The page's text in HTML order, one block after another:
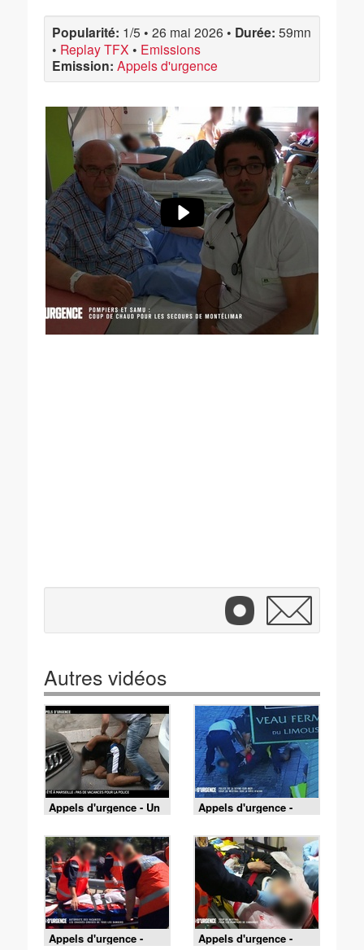
Popularité: 1/5 • 26 mai 2026 • Durée: 59mn
• Replay TFX • Emissions
Emission: Appels d'urgence
Autres vidéos
Appels d'urgence - Un
été à Marseille : pas de
vacances pour la
police
Appels d'urgence -
Police de la Seyne-sur-
mer : coup de mistral
sur la côte d'azur
Appels d'urgence - Appels d'urgence -